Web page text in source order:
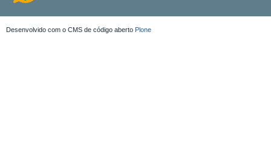
Desenvolvido com o CMS de código aberto Plone